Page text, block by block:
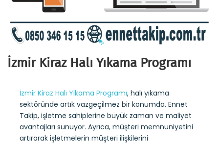
İzmir Kiraz Halı Yıkama Programı
İzmir Kiraz Halı Yıkama Programı, halı yıkama
sektöründe artık vazgeçilmez bir konumda. Ennet
Takip, işletme sahiplerine büyük zaman ve maliyet
avantajları sunuyor. Ayrıca, müşteri memnuniyetini
artırarak işletmelerin müşteri ilişkilerini